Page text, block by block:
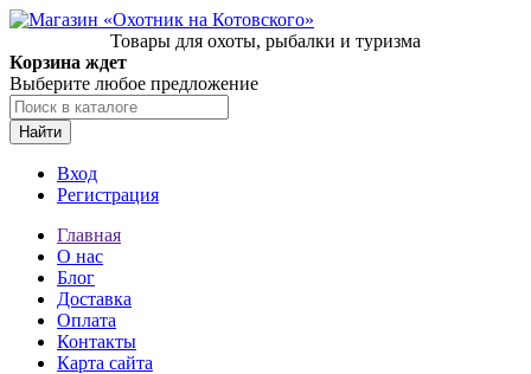
Товары для охоты, рыбалки и туризма
Корзина ждет
Выберите любое предложение
Найти
Вход
Регистрация
Главная
О нас
Блог
Доставка
Оплата
Контакты
Карта сайта